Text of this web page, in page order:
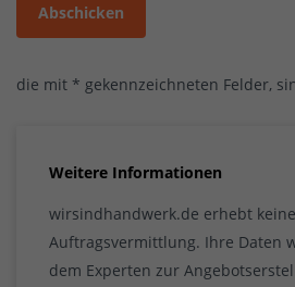
Abschicken
die mit * gekennzeichneten Felder,
Weitere Informationen
wirsindhandwerk.de erhebt
Auftragsvermittlung. Ihre Daten
dem Experten zur